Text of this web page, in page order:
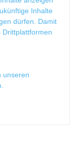
Inhalte
dürfen. Damit
unseren
.